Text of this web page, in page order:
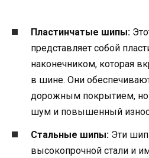
Пластинчатые шипы:
представляет собой
наконечником, которая
в шине. Они
дорожным покрытием, но
шум и повышенный
Стальные шипы: Эти
высокопрочной стали и